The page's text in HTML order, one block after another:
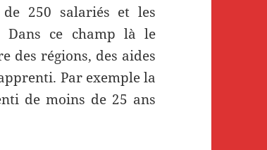
250 salariés et les
Dans ce champ là le
des régions, des aides
Par exemple la
de moins de 25 ans